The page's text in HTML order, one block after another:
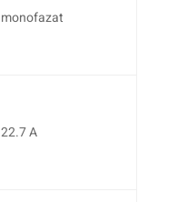
monofazat
22.7 A